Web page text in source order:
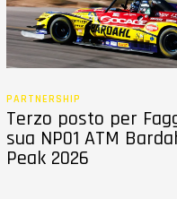
PARTNERSHIP
Terzo posto per
sua NP01 ATM
Peak 2026